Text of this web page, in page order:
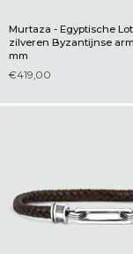
Murtaza - Egyptische
zilveren Byzantijnse
mm
€419,00